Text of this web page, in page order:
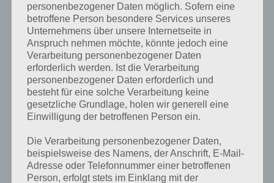
NEWS
personenbezogener Daten möglich. Sofern eine
betroffene Person besondere Services unseres
Unternehmens über unsere Internetseite in
Anspruch nehmen möchte, könnte jedoch eine
Verarbeitung personenbezogener Daten
erforderlich werden. Ist die Verarbeitung
personenbezogener Daten erforderlich und
besteht für eine solche Verarbeitung keine
gesetzliche Grundlage, holen wir generell eine
Einwilligung der betroffenen Person ein.
Die Verarbeitung personenbezogener Daten,
beispielsweise des Namens, der Anschrift, E-Mail-
Adresse oder Telefonnummer einer betroffenen
Person, erfolgt stets im Einklang mit der